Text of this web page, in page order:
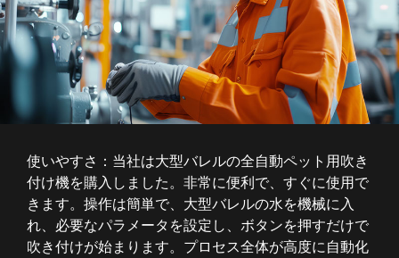
使いやすさ：当社は大型バレルの全自動ペット用吹き
付け機を購入しました。非常に便利で、すぐに使用で
きます。操作は簡単で、大型バレルの水を機械に入
れ、必要なパラメータを設定し、ボタンを押すだけで
吹き付けが始まります。プロセス全体が高度に自動化